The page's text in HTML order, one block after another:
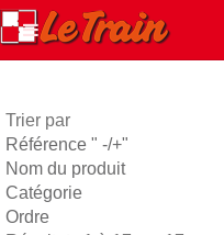
Trier par
Référence " -/+"
Nom du produit
Catégorie
Ordre